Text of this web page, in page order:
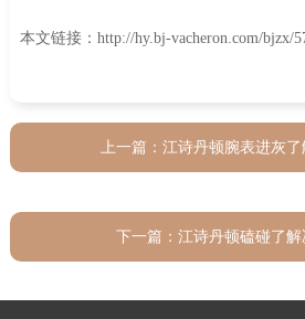
本文链接：http://hy.bj-vacheron.com/bjzx/
上一篇： 江诗丹顿腕表进灰
下一篇： 江诗丹顿磕碰了